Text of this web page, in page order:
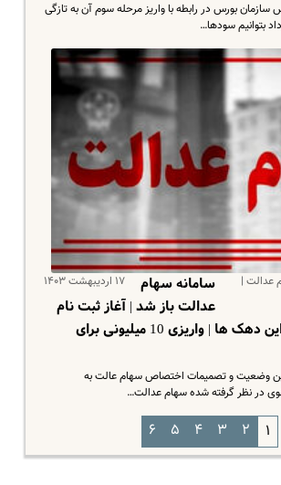
بورس در رابطه با واریز مرحله سوم آن به تازگی
بتوانیم سودها…
عدالت |
۱۷ اردیبهشت ۱۴۰۳
سامانه سهام
عدالت باز شد | آغاز ثبت نام
سهام عدالت برای این دهک ها | واریزی 10 میلیونی برای
وضعیت و تصمیمات اختصاص سهام عالت به
در نظر گرفته شده سهام عدالت…
۱ ۲ ۳ ۴ ۵ ۶